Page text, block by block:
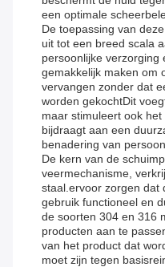
een optimale
De toepassing van
uit tot een breed scala
persoonlijke verzorging
gemakkelijk maken om
vervangen zonder dat
worden gekochtDit
maar stimuleert ook
bijdraagt aan een
benadering van
De kern van de
veermechanisme,
staal.ervoor zorgen dat
gebruik functioneel en
de soorten 304 en 316
producten aan te
van het product dat
moet zijn tegen